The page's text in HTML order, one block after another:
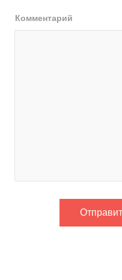
Комментарий